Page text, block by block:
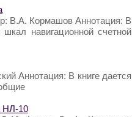
В.А. Кормашов Аннотация: В
навигационной счетной
Аннотация: В книге дается
НЛ-10